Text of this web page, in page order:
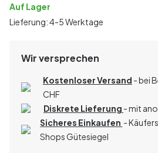
Auf Lager
Lieferung: 4-5 Werktage
Wir versprechen
Kostenloser Versand - bei
CHF
Diskrete Lieferung - mit
Sicheres Einkaufen -
Shops Gütesiegel